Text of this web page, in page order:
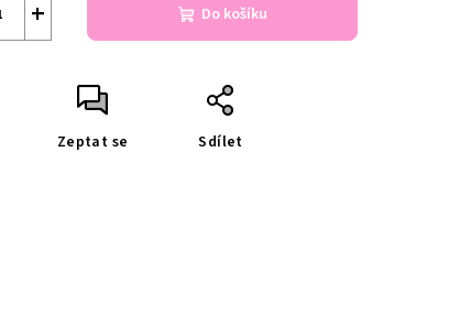
+ Do košíku
Zeptat se Sdílet